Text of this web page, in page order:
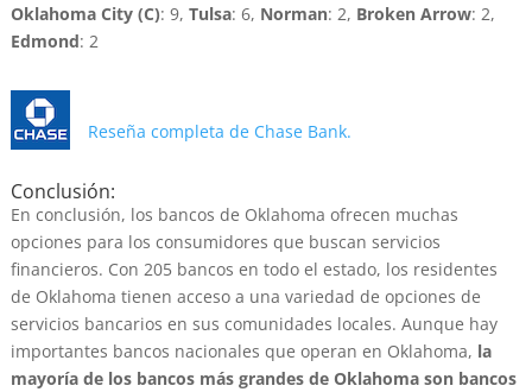
Oklahoma City (C): 9, Tulsa: 6, Norman: 2, Broken Arrow: 2,
Edmond: 2
Reseña completa de Chase Bank.
Conclusión:
En conclusión, los bancos de Oklahoma ofrecen muchas
opciones para los consumidores que buscan servicios
financieros. Con 205 bancos en todo el estado, los residentes
de Oklahoma tienen acceso a una variedad de opciones de
servicios bancarios en sus comunidades locales. Aunque hay
importantes bancos nacionales que operan en Oklahoma, la
mayoría de los bancos más grandes de Oklahoma son bancos